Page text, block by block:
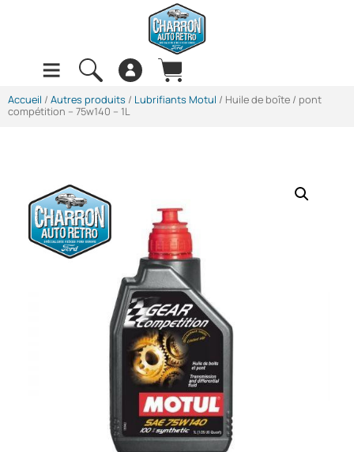
Accueil / Autres produits / Lubrifiants Motul / Huile de boîte / pont
compétition – 75w140 – 1L